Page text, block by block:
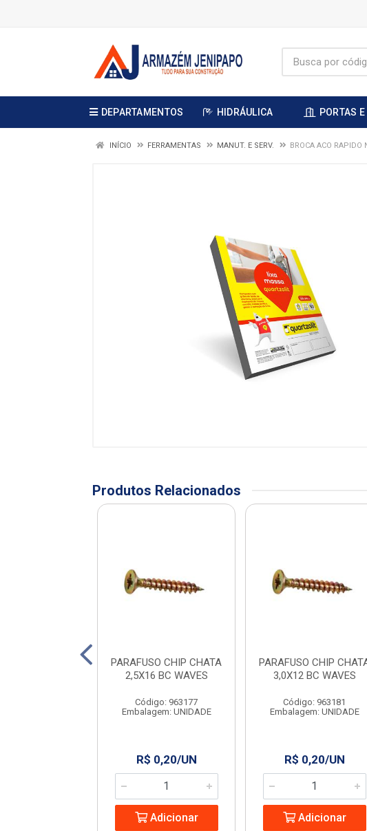
DEPARTAMENTOS HIDRÁULICA PORTAS
INÍCIO FERRAMENTAS MANUT. E SERV. BROCA ACO RAPIDO
Produtos Relacionados
PARAFUSO CHIP CHATA
2,5X16 BC WAVES
Código: 963177
Embalagem: UNIDADE
R$ 0,20/UN
Adicionar
PARAFUSO CHIP
3,0X12 BC WAVES
Código: 963181
Embalagem: UNIDADE
R$ 0,20/UN
Adicionar